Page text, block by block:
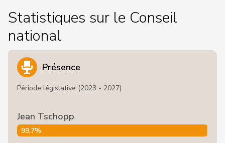
Statistiques sur le Conseil
national
Présence
Période législative (2023 - 2027)
Jean Tschopp
99,7%